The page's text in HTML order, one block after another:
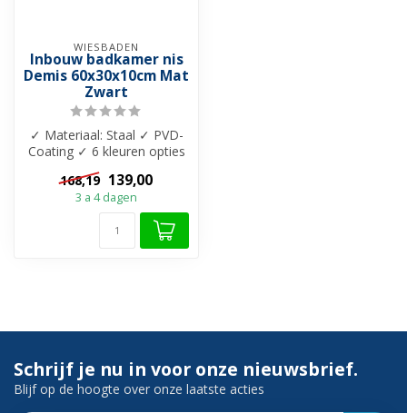
WIESBADEN
Inbouw badkamer nis
Demis 60x30x10cm Mat
Zwart
✓ Materiaal: Staal ✓ PVD-
Coating ✓ 6 kleuren opties
✓ Beschikbaar in 30x30 en
60...
168,19 139,00
3 a 4 dagen
Schrijf je nu in voor onze nieuwsbrief.
Blijf op de hoogte over onze laatste acties